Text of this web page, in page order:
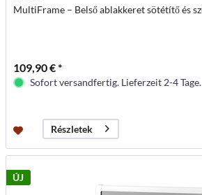
MultiFrame – Belső ablakkeret sötétítő és
109,90 € *
Sofort versandfertig. Lieferzeit 2-4 Tage.
Részletek
ÚJ